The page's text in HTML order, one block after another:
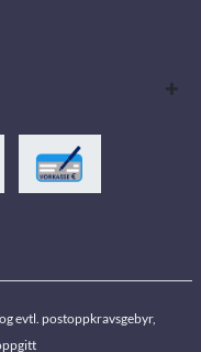
og evtl. postoppkravsgebyr,